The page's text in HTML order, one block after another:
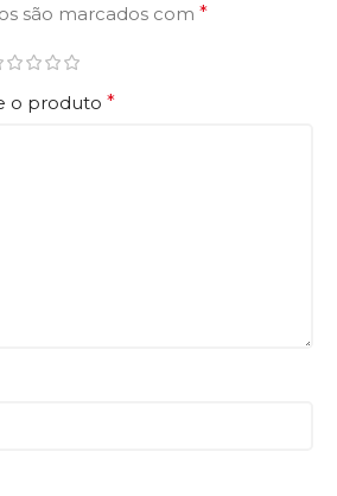
são marcados com *
o produto *